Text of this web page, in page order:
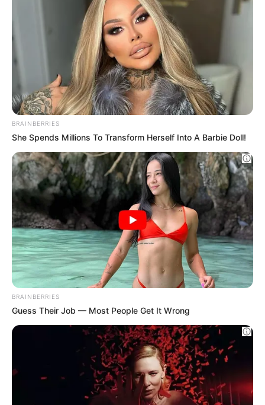
Η «κρυφή» κόντρα Μενδώνη και Κεφαλογιάννη
TRENDING NOW
01 ΑΣΤΥΝΟΜΙΚΆ
Ανήλικος έγινε στόχος απατεώνων – Μετά από
προσπάθησε να τον εξαπατήσει τηλεφωνικά
21/09/2024, 19:06 1 min read
02Ζωγράφου: Συνελήφθη δραπέτης φυλακών από
την άμεση δράση μετά από καταδίωξη – Βγήκε
από τη φυλακή και έκλεβε αυτοκίνητα
·1 min read
03 ΕΛΛΆΔΑ
Σοβαρό τροχαίο ατύχημα στην Εύβοια με
τραυματίες – Αυτοκίνητο έπεσε από μεγάλο
ύψος στον δρόμο Προκόπι – Ψαχνά (ΦΩΤΟ –
ΒΙΝΤΕΟ)
04 ΑΣΤΥΝΟΜΙΚΆ
Απάτη- μαμούθ σε βάρος του ΕΟΠΥΥ: Δύο γιατροί
και τρεις φαρμακοποιοί προφυλακίστηκαν
BRAINBERRIES
She Spends Millions To Transform Herself Into A Barbie Doll!
BRAINBERRIES
Guess Their Job — Most People Get It Wrong